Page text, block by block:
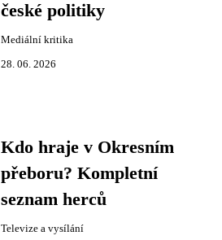
české politiky
Mediální kritika
28. 06. 2026
Kdo hraje v Okresním
přeboru? Kompletní
seznam herců
Televize a vysílání